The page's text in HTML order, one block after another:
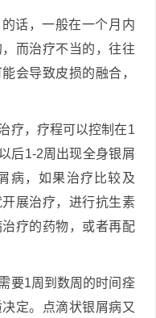
话，一般在一个月内
而治疗不当的，往往
会导致皮损的融合，
疗，疗程可以控制在1
后1-2周出现全身银屑
病，如果治疗比较及
展治疗，进行抗生素
疗的药物，或者再配
要1周到数周的时间痊
定。点滴状银屑病又